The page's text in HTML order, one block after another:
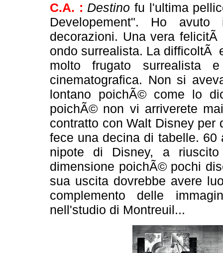
C.A. : Destino fu l'ultima
Developement". Ho
decorazioni. Una vera
ondo surrealista. La difficoltÃ
molto frugato surrealista
cinematografica. Non si
lontano poichÃ© come lo
poichÃ© non vi arriverete
contratto con Walt Disney
fece una decina di tabelle. 60
nipote di Disney, a
dimensione poichÃ© pochi
sua uscita dovrebbe avere
complemento delle
nell'studio di Montreuil...